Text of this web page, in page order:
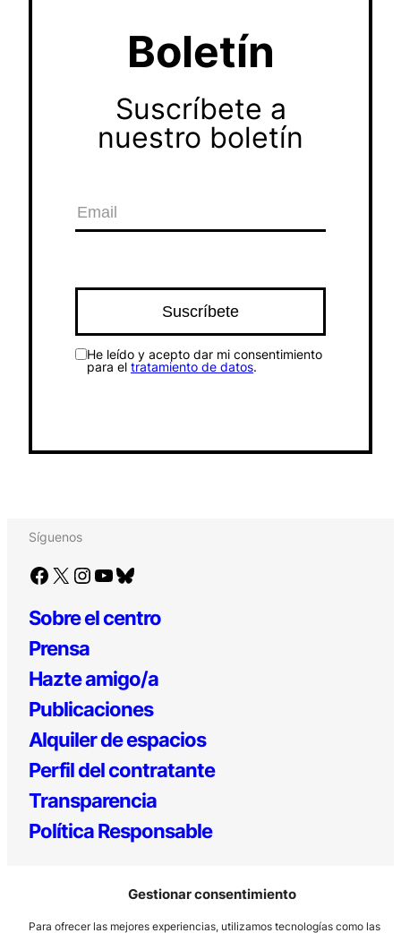
Gestionar consentimiento
Para ofrecer las mejores experiencias, utilizamos tecnologías como las
Boletín
Suscríbete a
nuestro boletín
He leído y acepto dar mi consentimiento
para el tratamiento de datos.
Síguenos
Facebook X Instagram YouTube Bluesky
Sobre el centro
Prensa
Hazte amigo/a
Publicaciones
Alquiler de espacios
Perfil del contratante
Transparencia
Política Responsable